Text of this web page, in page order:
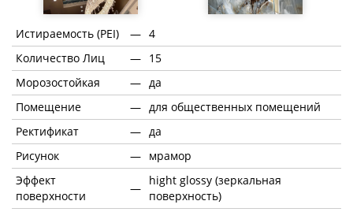
Истираемость (PEI) — 4
Количество Лиц
— 15
Морозостойкая
— да
Помещение
— для общественных помещений
Ректификат
— да
Рисунок
— мрамор
Эффект
поверхности
—
hight glossy (зеркальная
поверхность)